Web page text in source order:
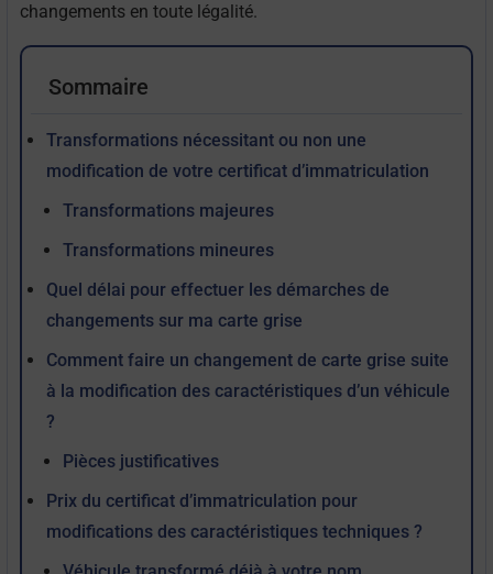
changements en toute légalité.
Sommaire
Transformations nécessitant ou non une
modification de votre certificat d’immatriculation
Transformations majeures
Transformations mineures
Quel délai pour effectuer les démarches de
changements sur ma carte grise
Comment faire un changement de carte grise suite
à la modification des caractéristiques d’un véhicule
?
Pièces justificatives
Prix du certificat d’immatriculation pour
modifications des caractéristiques techniques ?